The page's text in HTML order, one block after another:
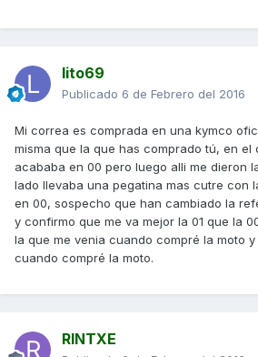
lito69
Publicado 6 de Febrero del 2016
Mi correa es comprada en una kymco
misma que la que has comprado tú, en el
acababa en 00 pero luego alli me dieron
lado llevaba una pegatina mas cutre con
en 00, sospecho que han cambiado la
y confirmo que me va mejor la 01 que la
la que me venia cuando compré la moto
cuando compré la moto.
RINTXE